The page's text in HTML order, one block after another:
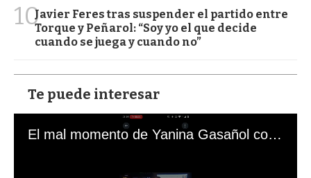
10Javier Feres tras suspender el partido entre
Torque y Peñarol: “Soy yo el que decide
cuando se juega y cuando no”
Te puede interesar
El mal momento de Yanina Gasañol con un hincha argentino en "Subrayado"